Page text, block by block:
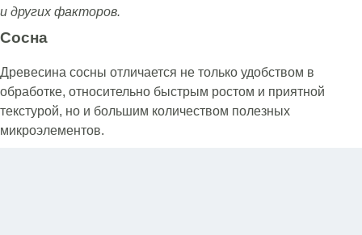
и других факторов.
Сосна
Древесина сосны отличается не только удобством в
обработке, относительно быстрым ростом и приятной
текстурой, но и большим количеством полезных
микроэлементов.